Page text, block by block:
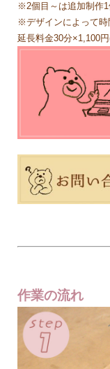
※2個目～は追加制作1
※デザインによって時
延長料金30分×1,100円
作業の流れ